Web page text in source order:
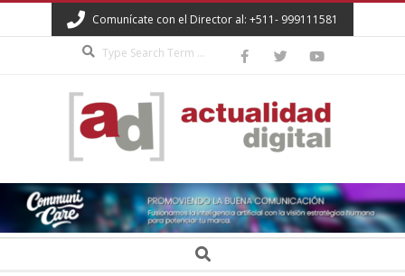
to
Comunícate con el Director al: +511- 999111581
ACTUALIDAD
DIGITAL Search